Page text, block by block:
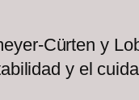
Cürten y
y el